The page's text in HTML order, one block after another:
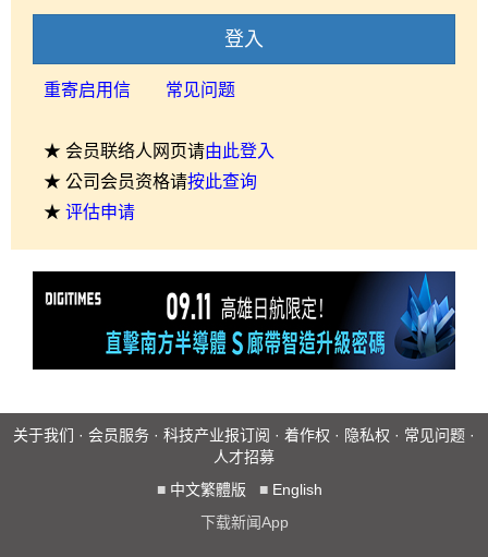
登入
重寄启用信 常见问题
★ 会员联络人网页请由此登入
★ 公司会员资格请按此查询
★ 评估申请
关于我们 · 会员服务 · 科技产业报订阅 · 着作权 · 隐私权 · 常见问题 ·
人才招募
■ 中文繁體版 ■ English
下载新闻App